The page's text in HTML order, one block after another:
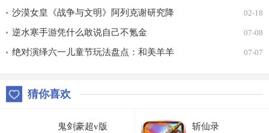
车合一 竞速飞升！
沙漠女皇《战争与文明》阿列克谢研究降
价
02-18
逆水寒手游凭什么敢说自己不氪金 07-08
绝对演绎六一儿童节玩法盘点：和美羊羊 07-07
猜你喜欢
鬼剑豪超v版 斩仙录